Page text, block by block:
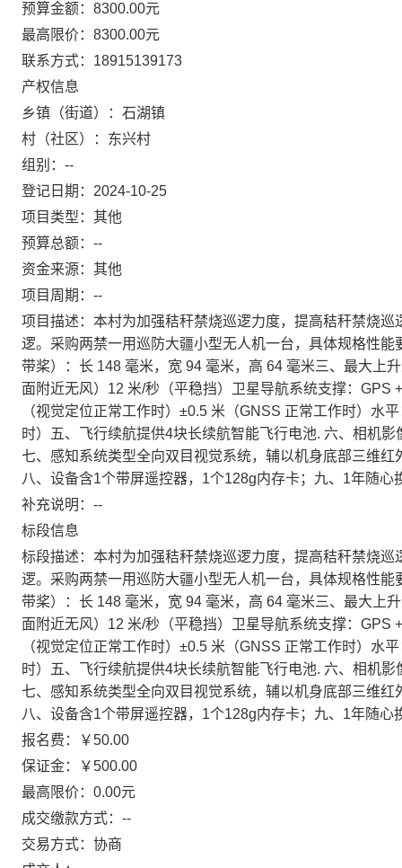
预算金额：8300.00元
最高限价：8300.00元
联系方式：18915139173
产权信息
乡镇（街道）：石湖镇
村（社区）：东兴村
组别：--
登记日期：2024-10-25
项目类型：其他
预算总额：--
资金来源：其他
项目周期：--
项目描述：本村为加强秸秆禁烧巡逻力度，提高秸秆禁烧
逻。采购两禁一用巡防大疆小型无人机一台，具体规格性
带桨）：长 148 毫米，宽 94 毫米，高 64 毫米三、最大上
面附近无风）12 米/秒（平稳挡）卫星导航系统支撑：
（视觉定位正常工作时）±0.5 米（GNSS 正常工作时）水
时）五、飞行续航提供4块长续航智能飞行电池. 六、相机
七、感知系统类型全向双目视觉系统，辅以机身底部三维
八、设备含1个带屏遥控器，1个128g内存卡；九、1年随心
补充说明：--
标段信息
标段描述：本村为加强秸秆禁烧巡逻力度，提高秸秆禁烧
逻。采购两禁一用巡防大疆小型无人机一台，具体规格性
带桨）：长 148 毫米，宽 94 毫米，高 64 毫米三、最大上
面附近无风）12 米/秒（平稳挡）卫星导航系统支撑：
（视觉定位正常工作时）±0.5 米（GNSS 正常工作时）水
时）五、飞行续航提供4块长续航智能飞行电池. 六、相机
七、感知系统类型全向双目视觉系统，辅以机身底部三维
八、设备含1个带屏遥控器，1个128g内存卡；九、1年随心
报名费：￥50.00
保证金：￥500.00
最高限价：0.00元
成交缴款方式：--
交易方式：协商